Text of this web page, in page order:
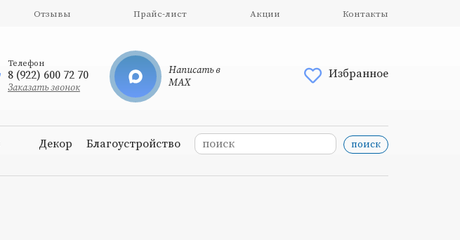
Отзывы Прайс-лист Акции Контакты
Телефон
8 (922) 600 72 70
Заказать звонок
Написать в
MAX
Избранное
Декор Благоустройство